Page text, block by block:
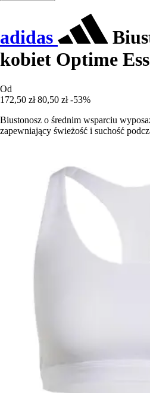
adidas
kobiet Optime
Od
172,50 zł 80,50 zł -53%
Biustonosz o średnim wsparciu
zapewniający świeżość i suchość